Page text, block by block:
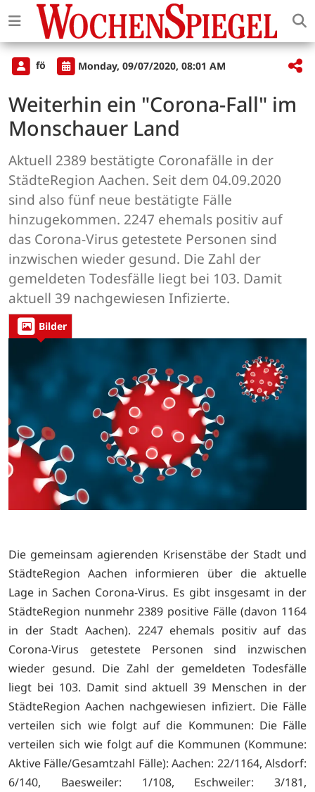
fö Monday, 09/07/2020, 08:01 AM
Weiterhin ein "Corona-Fall" im
Monschauer Land
Aktuell 2389 bestätigte Coronafälle in der
StädteRegion Aachen. Seit dem 04.09.2020
sind also fünf neue bestätigte Fälle
hinzugekommen. 2247 ehemals positiv auf
das Corona-Virus getestete Personen sind
inzwischen wieder gesund. Die Zahl der
gemeldeten Todesfälle liegt bei 103. Damit
aktuell 39 nachgewiesen Infizierte.
Bilder
Die gemeinsam agierenden Krisenstäbe der Stadt und
StädteRegion Aachen informieren über die aktuelle
Lage in Sachen Corona-Virus. Es gibt insgesamt in der
StädteRegion nunmehr 2389 positive Fälle (davon 1164
in der Stadt Aachen). 2247 ehemals positiv auf das
Corona-Virus getestete Personen sind inzwischen
wieder gesund. Die Zahl der gemeldeten Todesfälle
liegt bei 103. Damit sind aktuell 39 Menschen in der
StädteRegion Aachen nachgewiesen infiziert. Die Fälle
verteilen sich wie folgt auf die Kommunen: Die Fälle
verteilen sich wie folgt auf die Kommunen (Kommune:
Aktive Fälle/Gesamtzahl Fälle): Aachen: 22/1164, Alsdorf:
6/140, Baesweiler: 1/108, Eschweiler: 3/181,